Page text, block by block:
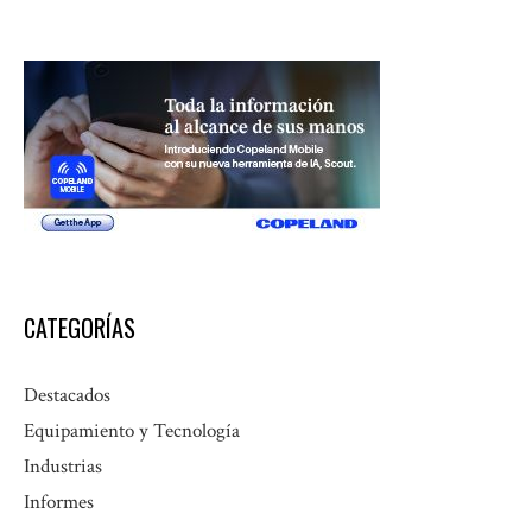
CATEGORÍAS
Destacados
Equipamiento y Tecnología
Industrias
Informes